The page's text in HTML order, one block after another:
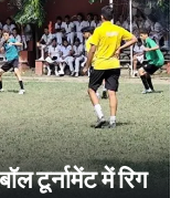
टूर्नामेंट में रिग